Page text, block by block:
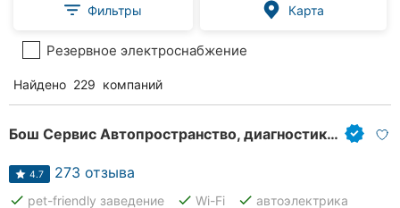
Фильтры Карта
Резервное электроснабжение
Найдено 229 компаний
Бош Сервис Автопространство, диагностика и ремонт автомобилей
4.7 273 отзыва
done pet-friendly заведение done Wi-Fi done автоэлектрика